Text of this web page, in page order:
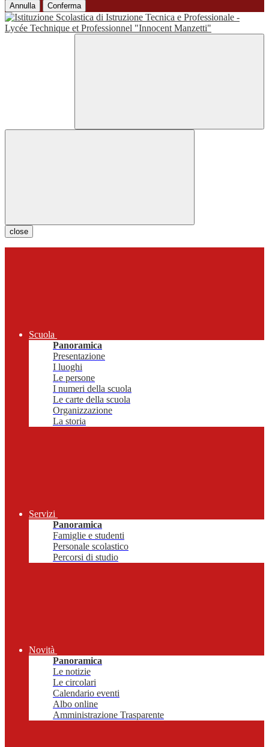
Annulla Conferma
close
Scuola
Panoramica
Presentazione
I luoghi
Le persone
I numeri della scuola
Le carte della scuola
Organizzazione
La storia
Servizi
Panoramica
Famiglie e studenti
Personale scolastico
Percorsi di studio
Novità
Panoramica
Le notizie
Le circolari
Calendario eventi
Albo online
Amministrazione Trasparente